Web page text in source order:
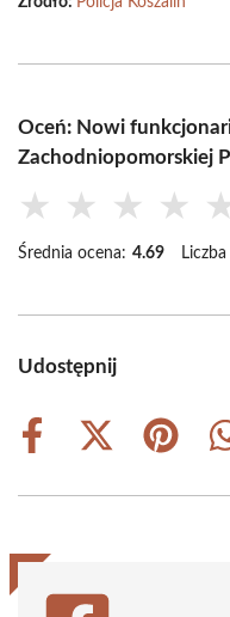
Oceń: Nowi
Zachodniopomorskiej
★ ★ ★ ★
Średnia ocena: 4.69
Udostępnij
Share
Share
(Twitter)
Share